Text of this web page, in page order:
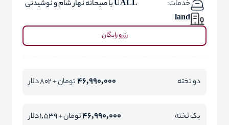
خدمات:
UALL با صبحانه نهار شام و نوشیدنی
land
رزرو رایگان
دو تخته 46,990,000تومان + 802 دلار
یک تخته 46,990,000تومان + 1,539 دلار